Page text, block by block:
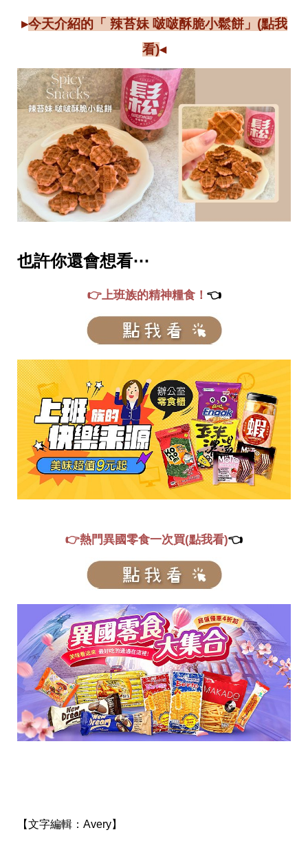
▸今天介紹的「 辣苔妹 啵啵酥脆小鬆餅」(點我
看)◂
也許你還會想看⋯
👉上班族的精神糧食！ 👈
👉熱門異國零食一次買(點我看)👈
【文字編輯： Avery】